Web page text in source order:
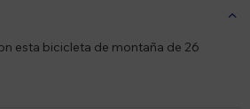
esta bicicleta de montaña de 26